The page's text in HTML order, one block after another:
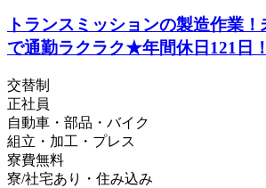
トランスミッションの製造作業
で通勤ラクラク★年間休日121日
交替制
正社員
自動車・部品・バイク
組立・加工・プレス
寮費無料
寮/社宅あり・住み込み